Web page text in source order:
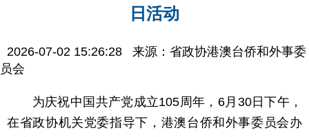
日活动
2026-07-02 15:26:28
来源：省政协港澳台侨和外事委
员会
为庆祝中国共产党成立105周年，6月30日下午，
在省政协机关党委指导下，港澳台侨和外事委员会办